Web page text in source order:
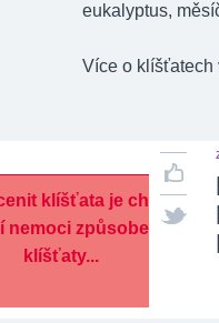
eukalyptus,
Více o klíšťatech